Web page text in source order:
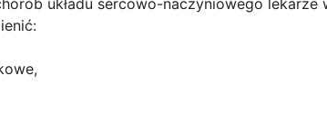
układu sercowo-naczyniowego